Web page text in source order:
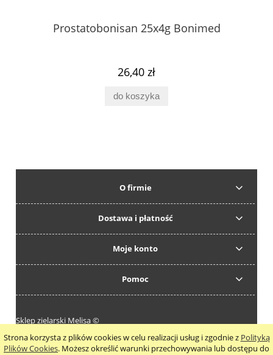
Strona korzysta z plików cookies w celu realizacji usług i zgodnie z Polityką
Plików Cookies. Możesz określić warunki przechowywania lub dostępu do
Prostatobonisan 25x4g Bonimed
26,40 zł
do koszyka
O firmie
Dostawa i płatność
Moje konto
Pomoc
Sklep zielarski Melisa ©
pokaż pełną wersję strony